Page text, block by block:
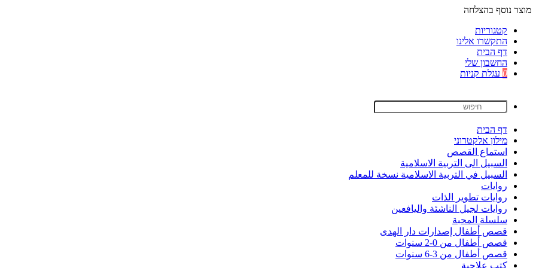
מוצר נוסף בהצלחה
קטגוריות
התקשרו אלינו
דף הבית
החשבון שלי
0 עגלת קניות
דף הבית
מילון אלקטרוני
استماع القصص
السبيل الى التربية الاسلامية
السبيل في التربية الاسلامية نسخة للمعلم
روايات
روايات تطوير الذات
روايات لجيل الناشئة واليافعين
سلسلة المحبة
قصص أطفال إصدارات دار الهدى
قصص أطفال من 0-2 سنوات
قصص أطفال من 3-6 سنوات
كتب علاجية